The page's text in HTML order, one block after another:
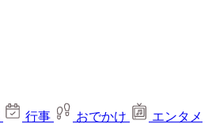
行事 おでかけ
エンタメ